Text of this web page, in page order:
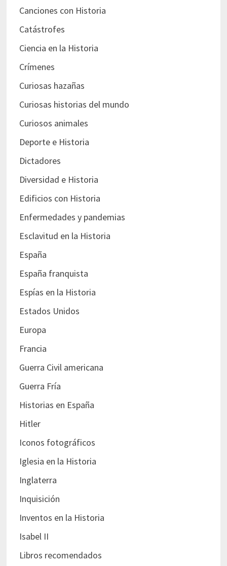
Canciones con Historia
Catástrofes
Ciencia en la Historia
Crímenes
Curiosas hazañas
Curiosas historias del mundo
Curiosos animales
Deporte e Historia
Dictadores
Diversidad e Historia
Edificios con Historia
Enfermedades y pandemias
Esclavitud en la Historia
España
España franquista
Espías en la Historia
Estados Unidos
Europa
Francia
Guerra Civil americana
Guerra Fría
Historias en España
Hitler
Iconos fotográficos
Iglesia en la Historia
Inglaterra
Inquisición
Inventos en la Historia
Isabel II
Libros recomendados